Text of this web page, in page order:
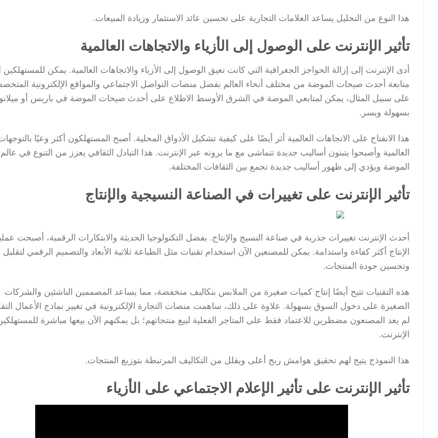
هذا النوع من التحليل يساعد العلامات التجارية على تحسين عائد الاستثمار وزيادة المبيعات.
تأثير الإنترنت على الوصول إلى الأزياء والاتجاهات العالمية
أدى الإنترنت إلى إزالة الحواجز الجغرافية التي كانت تعيق الوصول إلى الأزياء والاتجاهات العالمية. يمكن للمستهلكين
متابعة أحدث صيحات الموضة من مختلف أنحاء العالم بفضل منصات التواصل الاجتماعي والمواقع الإلكترونية
على سبيل المثال، يمكن لمتابعي الموضة في الشرق الأوسط الاطلاع على أحدث صيحات الموضة في باريس أو ميلانو
بسهولة ويسر.
هذا الانفتاح على الاتجاهات العالمية أثر أيضًا على كيفية تشكيل الأذواق المحلية. أصبح المستهلكون أكثر وعيًا
العالمية وأصبحوا يتبنون أساليب جديدة تتماشى مع ما يرونه عبر الإنترنت. هذا التبادل الثقافي يعزز من التنوع في عالم
الموضة ويؤدي إلى ظهور أساليب جديدة تجمع بين الثقافات المختلفة.
تأثير الإنترنت على تغييرات في الصناعة النسيجية والإنتاج
أحدث الإنترنت تغييرات جذرية في صناعة النسيج والإنتاج. بفضل التكنولوجيا الحديثة والابتكارات الرقمية، أصبحت
الإنتاج أكثر كفاءة واستدامة. يمكن للمصنعين الآن استخدام تقنيات مثل الطباعة ثلاثية الأبعاد والتصميم الرقمي لتقليل
وتحسين جودة المنتجات.
هذه التقنيات تتيح أيضًا إنتاج كميات صغيرة من الملابس بتكاليف منخفضة، مما يساعد المصممين الناشئين والشركات
الصغيرة على دخول السوق بسهولة. علاوة على ذلك، ساهمت منصات التجارة الإلكترونية في تغيير نماذج الأعمال
لم يعد المصنعون مضطرين للاعتماد فقط على المتاجر الفعلية لبيع منتجاتهم؛ بل يمكنهم الآن بيعها مباشرة
الإنترنت.
هذا النموذج يتيح لهم تحقيق هوامش ربح أعلى ويقلل من التكاليف المرتبطة بتوزيع المنتجات.
تأثير الإنترنت على تأثير الإعلام الاجتماعي على الأزياء